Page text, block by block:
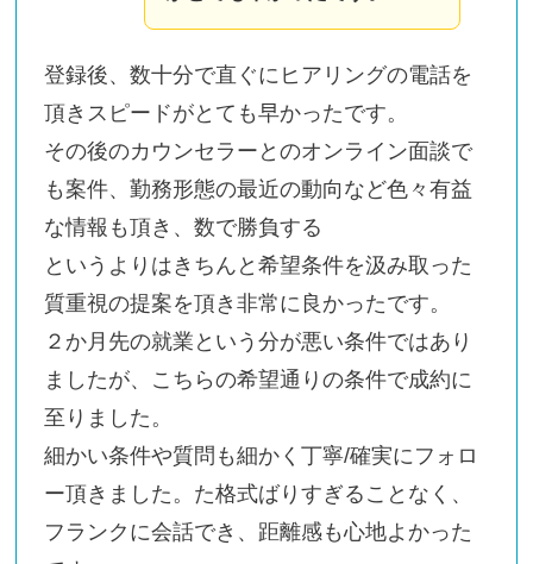
登録後、数十分で直ぐにヒアリングの電話を
頂きスピードがとても早かったです。
その後のカウンセラーとのオンライン面談で
も案件、勤務形態の最近の動向など色々有益
な情報も頂き、数で勝負する
というよりはきちんと希望条件を汲み取った
質重視の提案を頂き非常に良かったです。
２か月先の就業という分が悪い条件ではあり
ましたが、こちらの希望通りの条件で成約に
至りました。
細かい条件や質問も細かく丁寧/確実にフォロ
ー頂きました。た格式ばりすぎることなく、
フランクに会話でき、距離感も心地よかった